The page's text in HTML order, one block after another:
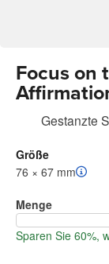
Focus on
Gestanzte
Größe
76 × 67 mm
Menge
Sparen Sie 60%,